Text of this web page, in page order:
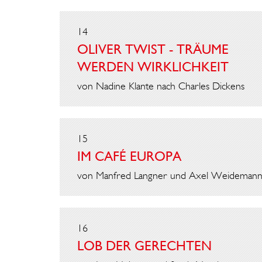
14
OLIVER TWIST - TRÄUME
WERDEN WIRKLICHKEIT
von Nadine Klante nach Charles Dickens
15
IM CAFÉ EUROPA
von Manfred Langner und Axel Weidemann
16
LOB DER GERECHTEN